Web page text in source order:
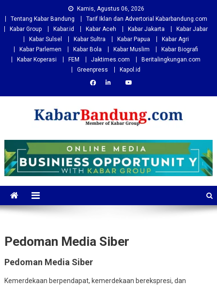
to
content
Kamis, Agustus 06, 2026
Tentang Kabar Bandung
Tarif Iklan dan Advertorial Kabarbandung.com
Kabar Group
Kabar.id Kabar Aceh Kabar Jakarta
Kabar Jabar
Kabar Sulsel
Kabar Sultra Kabar Papua
Kabar Agri
Kabar Parlemen
Kabar Bola Kabar Muslim
Kabar Biografi
Kabar Koperasi
FEM Jaktimes.com
Beritalingkungan.com
Greenpress
Kapol.id
Kabarbandung.com
Pedoman Media Siber
Pedoman Media Siber
Kemerdekaan berpendapat, kemerdekaan berekspresi, dan